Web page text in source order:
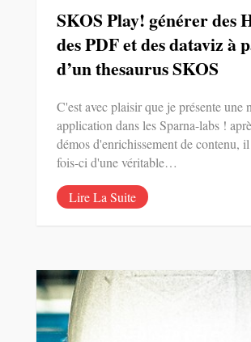
SKOS Play! générer des
des PDF et des dataviz à
d’un thesaurus SKOS
C'est avec plaisir que je présente une
application dans les Sparna-labs !
démos d'enrichissement de contenu,
fois-ci d'une véritable…
Lire La Suite